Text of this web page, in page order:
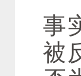
事
被